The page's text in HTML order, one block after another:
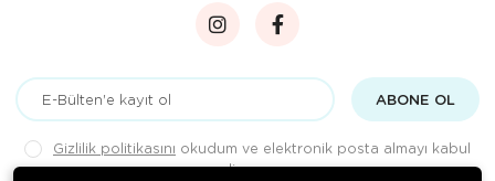
ABONE OL
Gizlilik politikasını okudum ve elektronik posta almayı kabul
ediyorum.